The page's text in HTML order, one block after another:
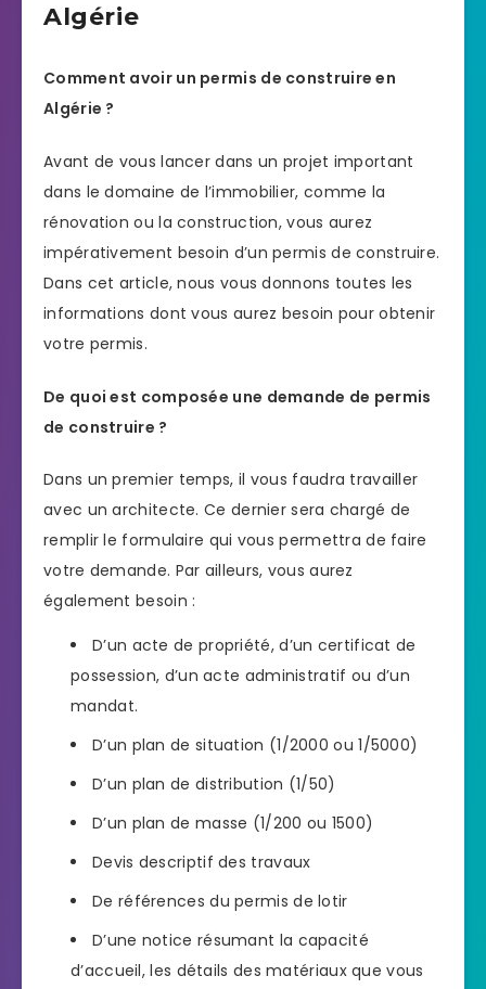
Algérie
Comment avoir un permis de construire en
Algérie ?
Avant de vous lancer dans un projet important
dans le domaine de l’immobilier, comme la
rénovation ou la construction, vous aurez
impérativement besoin d’un permis de construire.
Dans cet article, nous vous donnons toutes les
informations dont vous aurez besoin pour obtenir
votre permis.
De quoi est composée une demande de permis
de construire ?
Dans un premier temps, il vous faudra travailler
avec un architecte. Ce dernier sera chargé de
remplir le formulaire qui vous permettra de faire
votre demande. Par ailleurs, vous aurez
également besoin :
D’un acte de propriété, d’un certificat de
possession, d’un acte administratif ou d’un
mandat.
D’un plan de situation (1/2000 ou 1/5000)
D’un plan de distribution (1/50)
D’un plan de masse (1/200 ou 1500)
Devis descriptif des travaux
De références du permis de lotir
D’une notice résumant la capacité
d’accueil, les détails des matériaux que vous